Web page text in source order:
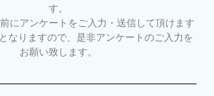
す。
にアンケートをご入力・送信して頂けます
なりますので、是非アンケートのご入力を
お願い致します。